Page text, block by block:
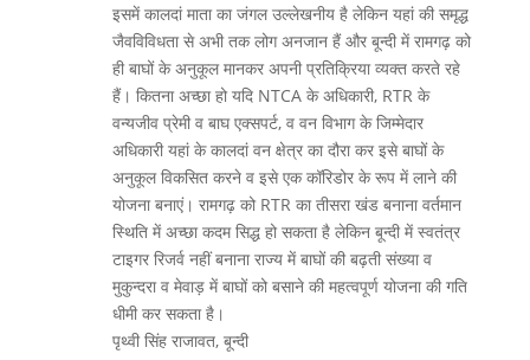
इसमें कालदां माता का जंगल उल्लेखनीय है लेकिन यहां की समृद्ध
जैवविविधता से अभी तक लोग अनजान हैं और बून्दी में रामगढ़ को
ही बाघों के अनुकूल मानकर अपनी प्रतिक्रिया व्यक्त करते रहे
हैं। कितना अच्छा हो यदि NTCA के अधिकारी, RTR के
वन्यजीव प्रेमी व बाघ एक्सपर्ट, व वन विभाग के जिम्मेदार
अधिकारी यहां के कालदां वन क्षेत्र का दौरा कर इसे बाघों के
अनुकूल विकसित करने व इसे एक कॉरिडोर के रूप में लाने की
योजना बनाएं। रामगढ़ को RTR का तीसरा खंड बनाना वर्तमान
स्थिति में अच्छा कदम सिद्ध हो सकता है लेकिन बून्दी में स्वतंत्र
टाइगर रिजर्व नहीं बनाना राज्य में बाघों की बढ़ती संख्या व
मुकुन्दरा व मेवाड़ में बाघों को बसाने की महत्वपूर्ण योजना की गति
धीमी कर सकता है।
पृथ्वी सिंह राजावत, बून्दी